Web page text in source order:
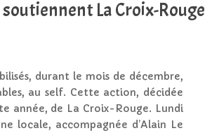
La Croix-Rouge
durant le mois de décembre,
au self. Cette action, décidée
année, de La Croix-Rouge. Lundi
locale, accompagnée d’Alain Le